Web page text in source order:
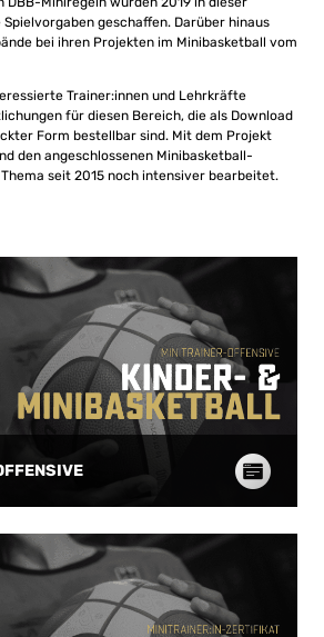
geschaffen. Darüber hinaus
bei ihren Projekten im Minibasketball vom
Trainer:innen und Lehrkräfte
für diesen Bereich, die als Download
Form bestellbar sind. Mit dem Projekt
den angeschlossenen Minibasketball-
seit 2015 noch intensiver bearbeitet.